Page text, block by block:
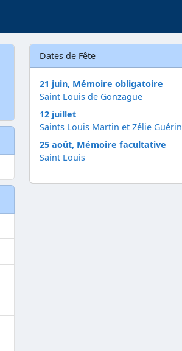
Dates de Fête
21 juin, Mémoire obligatoire
Saint Louis de Gonzague
12 juillet
Saints Louis Martin et Zélie Guérin
25 août, Mémoire facultative
Saint Louis